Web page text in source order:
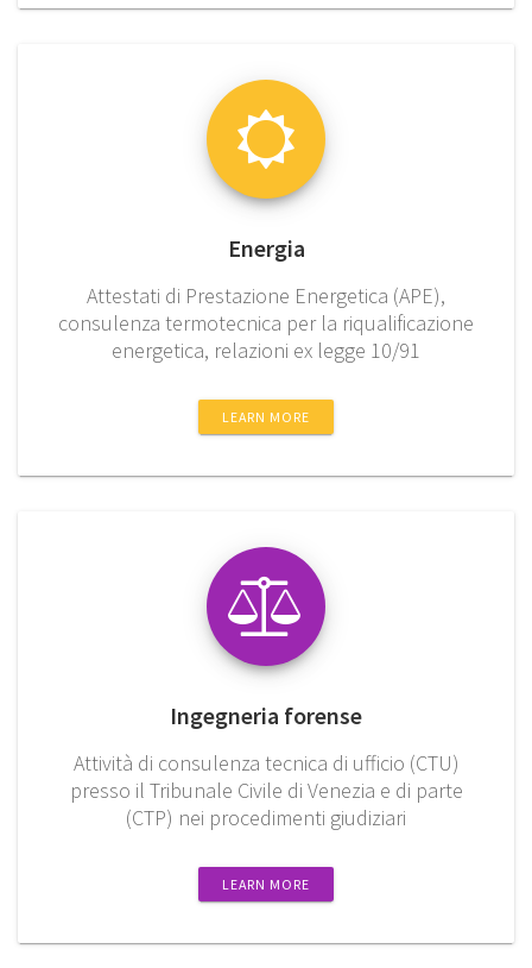
Energia
Attestati di Prestazione Energetica (APE),
consulenza termotecnica per la riqualificazione
energetica, relazioni ex legge 10/91
LEARN MORE
Ingegneria forense
Attività di consulenza tecnica di ufficio (CTU)
presso il Tribunale Civile di Venezia e di parte
(CTP) nei procedimenti giudiziari
LEARN MORE